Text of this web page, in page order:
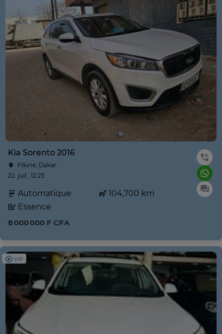
Kia Sorento 2016
Pikine, Dakar
22. juil., 12:25
Automatique
104,700 km
Essence
8 000 000 F CFA
VIP